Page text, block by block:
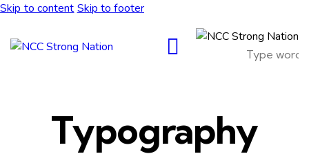
Skip to content Skip to footer
Typography